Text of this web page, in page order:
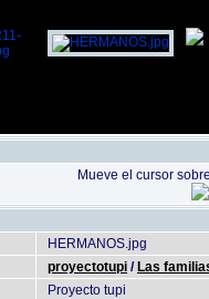
Mueve el cursor
HERMANOS.jpg
proyectotupi / Las
Proyecto tupi